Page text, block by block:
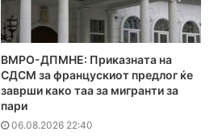
ВМРО-ДПМНЕ: Приказната на
СДСМ за францускиот предлог ќе
заврши како таа за мигранти за
пари
06.08.2026 22:40